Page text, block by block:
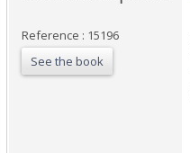
Reference : 15196
See the book